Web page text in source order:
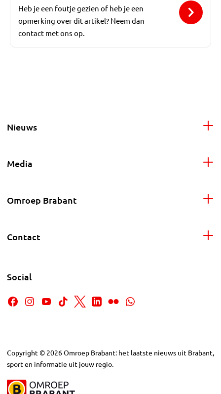
Heb je een foutje gezien of heb je een
opmerking over dit artikel? Neem dan
contact met ons op.
Nieuws
Media
Omroep Brabant
Contact
Social
Copyright © 2026Omroep Brabant: het laatste nieuws uit Brabant,
sport en informatie uit jouw regio.